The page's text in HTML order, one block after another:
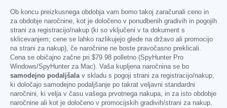
Ob koncu preizkusnega obdobja vam bomo takoj zaračunali ceno in
za obdobje naročnine, kot je določeno v ponudbenih gradivih in pogojih
strani za registracijo/nakup (ki so vključeni v ta dokument s
sklicevanjem; cene se lahko razlikujejo glede na državo ali promocijo
na strani za nakup), če naročnine ne boste pravočasno preklicali.
Cena se običajno začne pri $79.98 polletno (SpyHunter Pro
Windows/SpyHunter za Mac). Vaša kupljena naročnina se bo
samodejno podaljšalav skladu s pogoji strani za registracijo/nakup,
ki določajo samodejno podaljšanje po takrat veljavni standardni
naročnini, ki velja v času vašega prvotnega nakupa, in za isto obdobje
naročnine ali kot je določeno v promocijskih gradivih/strani za nakup,